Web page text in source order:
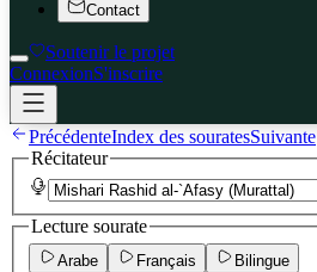
Contact
Soutenir le projet
ConnexionS'inscrire
PrécédenteIndex des souratesSuivante
Récitateur
Lecture sourate
Arabe Français Bilingue